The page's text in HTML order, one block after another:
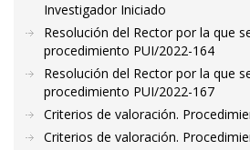
Investigador Iniciado
Resolución del Rector por la que
procedimiento PUI/2022-164
Resolución del Rector por la que
procedimiento PUI/2022-167
Criterios de valoración.
Criterios de valoración.